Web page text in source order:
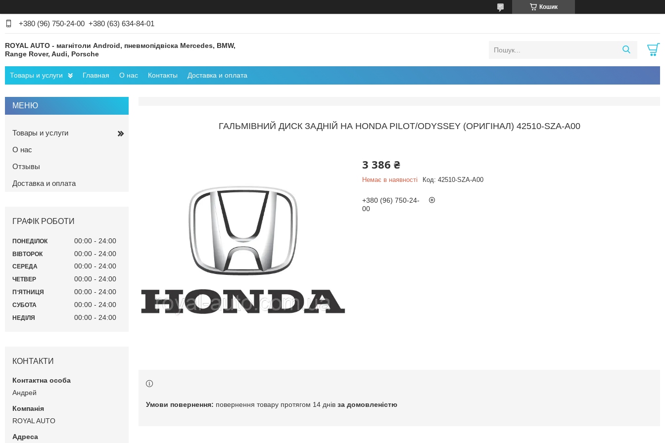
Кошик
+380 (96) 750-24-00 +380 (63) 634-84-01
ROYAL AUTO - магнітоли Android, пневмопідвіска Mercedes, BMW,
Range Rover, Audi, Porsche
Товары и услуги Главная О нас Контакты Доставка и оплата
ГАЛЬМІВНИЙ ДИСК ЗАДНІЙ НА HONDA PILOT/ODYSSEY (ОРИГІНАЛ) 42510-SZA-A00
3 386 ₴
Немає в наявності Код: 42510-SZA-A00
+380 (96) 750-24-
00
повернення товару протягом 14 днів за домовленістю
Товары и услуги
О нас
Отзывы
Доставка и оплата
ГРАФІК РОБОТИ
ПОНЕДІЛОК 00:00 24:00
ВІВТОРОК 00:00 24:00
СЕРЕДА 00:00 24:00
ЧЕТВЕР 00:00 24:00
ПʼЯТНИЦЯ 00:00 24:00
СУБОТА 00:00 24:00
НЕДІЛЯ 00:00 24:00
КОНТАКТИ
Андрей
ROYAL AUTO